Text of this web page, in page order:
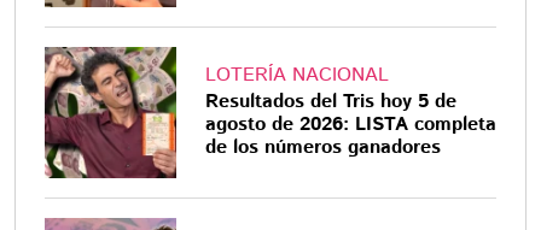
LOTERÍA NACIONAL
Resultados del Tris hoy 5 de
agosto de 2026: LISTA completa
de los números ganadores